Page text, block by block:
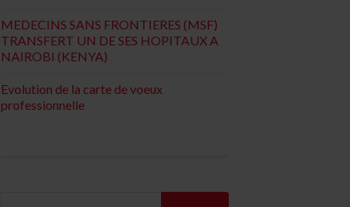
MEDECINS SANS FRONTIERES (MSF)
TRANSFERT UN DE SES HOPITAUX A
NAIROBI (KENYA)
Evolution de la carte de voeux
professionnelle